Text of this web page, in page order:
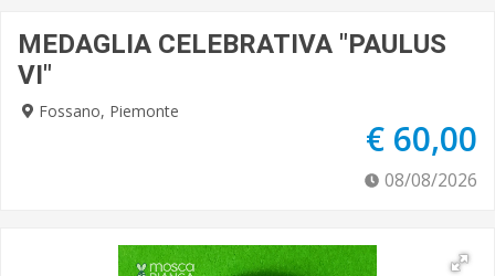
MEDAGLIA CELEBRATIVA "PAULUS
VI"
Fossano, Piemonte
€ 60,00
08/08/2026